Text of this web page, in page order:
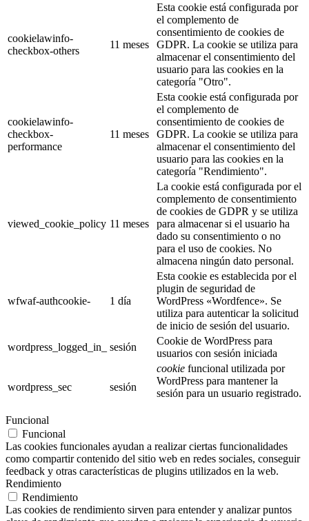
cookielawinfo-
checkbox-others
11 meses
Esta cookie está configurada por
el complemento de
consentimiento de cookies de
GDPR. La cookie se utiliza para
almacenar el consentimiento del
usuario para las cookies en la
categoría "Otro".
cookielawinfo-
checkbox-
performance
11 meses
Esta cookie está configurada por
el complemento de
consentimiento de cookies de
GDPR. La cookie se utiliza para
almacenar el consentimiento del
usuario para las cookies en la
categoría "Rendimiento".
viewed_cookie_policy 11 meses
La cookie está configurada por el
complemento de consentimiento
de cookies de GDPR y se utiliza
para almacenar si el usuario ha
dado su consentimiento o no
para el uso de cookies. No
almacena ningún dato personal.
wfwaf-authcookie- 1 día
Esta cookie es establecida por el
plugin de seguridad de
WordPress «Wordfence». Se
utiliza para autenticar la solicitud
de inicio de sesión del usuario.
wordpress_logged_in_
sesión
Cookie de WordPress para
usuarios con sesión iniciada
wordpress_sec sesión
cookie funcional utilizada por
WordPress para mantener la
sesión para un usuario registrado.
Funcional
Funcional
Las cookies funcionales ayudan a realizar ciertas funcionalidades
como compartir contenido del sitio web en redes sociales, conseguir
feedback y otras características de plugins utilizados en la web.
Rendimiento
Rendimiento
Las cookies de rendimiento sirven para entender y analizar puntos